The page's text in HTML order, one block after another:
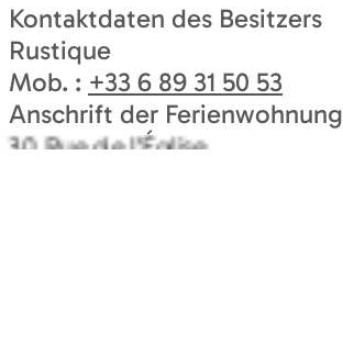
Kontaktdaten des Besitzers
Rustique
Mob. : +33 6 89 31 50 53
Anschrift der Ferienwohnung
30 Rue de l'Église